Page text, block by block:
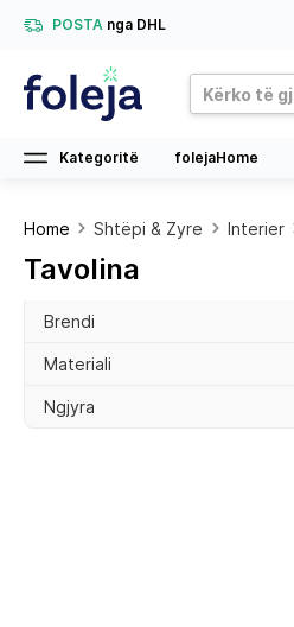
POSTA nga DHL
Kategoritë folejaHome
Home Shtëpi & Zyre Interier
Tavolina
Brendi
Materiali
Ngjyra